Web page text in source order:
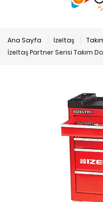
Ana Sayfa İzeltaş
İzeltaş Partner Serisi Takım